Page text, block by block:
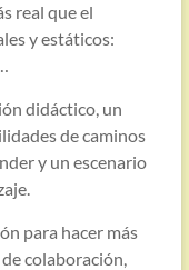
real que el
y estáticos:
didáctico, un
de caminos
y un escenario
para hacer más
colaboración,